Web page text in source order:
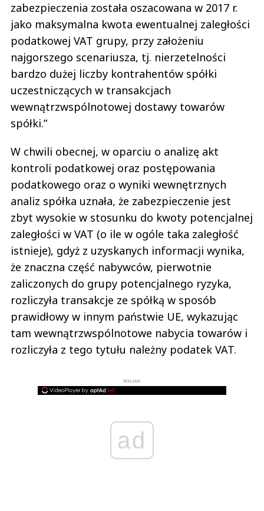
zabezpieczenia została oszacowana w 2017 r.
jako maksymalna kwota ewentualnej zaległości
podatkowej VAT grupy, przy założeniu
najgorszego scenariusza, tj. nierzetelności
bardzo dużej liczby kontrahentów spółki
uczestniczących w transakcjach
wewnątrzwspólnotowej dostawy towarów
spółki.”
W chwili obecnej, w oparciu o analizę akt
kontroli podatkowej oraz postępowania
podatkowego oraz o wyniki wewnętrznych
analiz spółka uznała, że zabezpieczenie jest
zbyt wysokie w stosunku do kwoty potencjalnej
zaległości w VAT (o ile w ogóle taka zaległość
istnieje), gdyż z uzyskanych informacji wynika,
że znaczna część nabywców, pierwotnie
zaliczonych do grupy potencjalnego ryzyka,
rozliczyła transakcje ze spółką w sposób
prawidłowy w innym państwie UE, wykazując
tam wewnątrzwspólnotowe nabycia towarów i
rozliczyła z tego tytułu należny podatek VAT.
REKLAMA
ad